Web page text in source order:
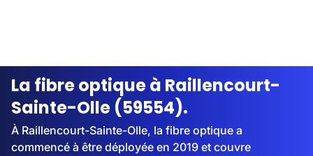
Streaming
La fibre optique à Raillencourt-
Sainte-Olle (59554).
À Raillencourt-Sainte-Olle, la fibre optique a
commencé à être déployée en 2019 et couvre